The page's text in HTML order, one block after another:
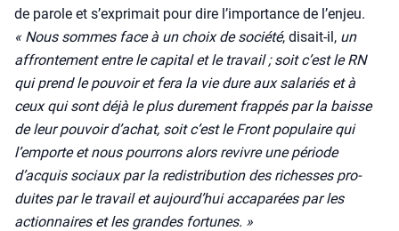
de parole et s’exprimait pour dire l’importance de l’enjeu.
« Nous sommes face à un choix de socié­té, disait-il, un
affron­te­ment entre le capi­tal et le tra­vail ; soit c’est le RN
qui prend le pou­voir et fera la vie dure aux sala­riés et à
ceux qui sont déjà le plus dure­ment frap­pés par la baisse
de leur pou­voir d’achat, soit c’est le Front popu­laire qui
l’emporte et nous pour­rons alors revivre une période
d’acquis sociaux par la redis­tri­bu­tion des richesses pro­
duites par le tra­vail et aujourd’hui acca­pa­rées par les
action­naires et les grandes for­tunes. »